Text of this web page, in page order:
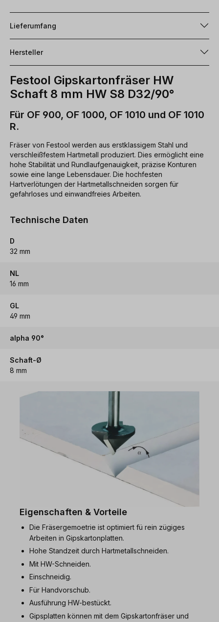
Lieferumfang
Hersteller
Festool Gipskartonfräser HW
Schaft 8 mm HW S8 D32/90°
Für OF 900, OF 1000, OF 1010 und OF 1010
R.
Fräser von Festool werden aus erstklassigem Stahl und
verschleißfestem Hartmetall produziert. Dies ermöglicht eine
hohe Stabilität und Rundlaufgenauigkeit, präzise Konturen
sowie eine lange Lebensdauer. Die hochfesten
Hartverlötungen der Hartmetallschneiden sorgen für
gefahrloses und einwandfreies Arbeiten.
Technische Daten
D
32 mm
NL
16 mm
GL
49 mm
alpha 90°
Schaft-Ø
8 mm
Eigenschaften & Vorteile
Die Fräsergemoetrie ist optimiert fü rein zügiges
Arbeiten in Gipskartonplatten.
Hohe Standzeit durch Hartmetallschneiden.
Mit HW-Schneiden.
Einschneidig.
Für Handvorschub.
Ausführung HW-bestückt.
Gipsplatten können mit dem Gipskartonfräser und